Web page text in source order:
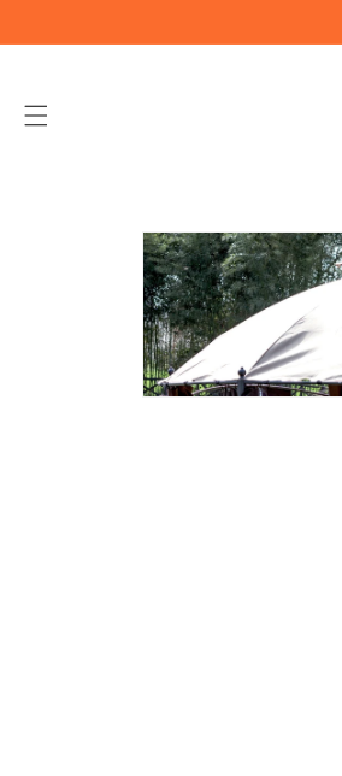
ai contenuti
Passa alle
informazioni
sul prodotto